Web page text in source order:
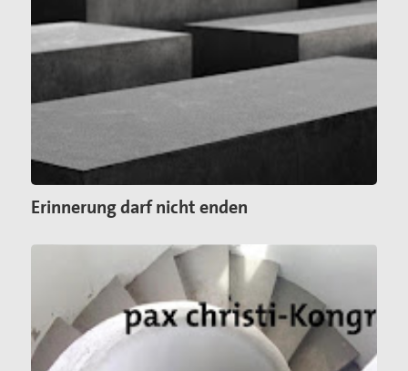
Erinnerung darf nicht enden